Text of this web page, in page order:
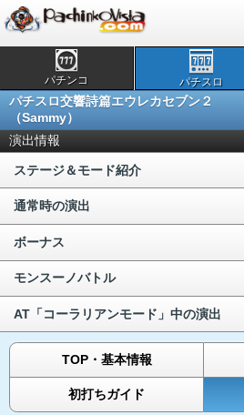
パチンコ パチスロ
パチスロ交響詩篇エウレカセブン２
（Sammy）
演出情報
ステージ＆モード紹介
通常時の演出
ボーナス
モンスーノバトル
AT「コーラリアンモード」中の演出
TOP・基本情報
初打ちガイド